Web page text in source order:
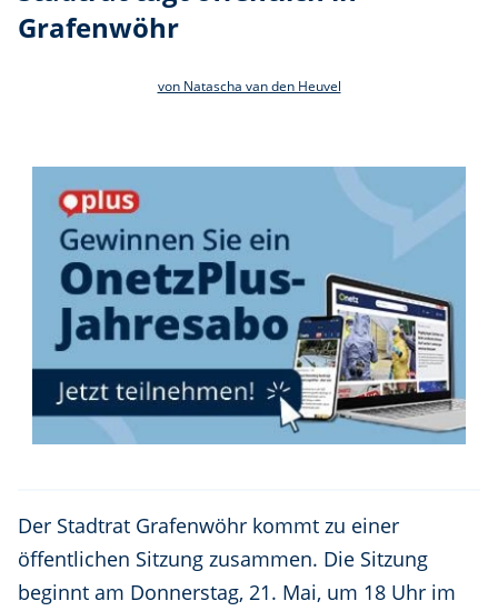
Grafenwöhr
von Natascha van den Heuvel
Der Stadtrat Grafenwöhr kommt zu einer
öffentlichen Sitzung zusammen. Die Sitzung
beginnt am Donnerstag, 21. Mai, um 18 Uhr im